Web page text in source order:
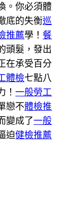
。你必須體
底的失衡巡
推薦學！ 餐
頭髮，發出
在承受百分
體檢七點八
！一般勞工
戀不體檢推
變成了一般
迫健檢推薦